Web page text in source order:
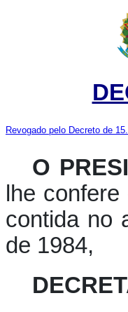
Revogado pelo Decreto de
O
lhe
contida no
de 1984,